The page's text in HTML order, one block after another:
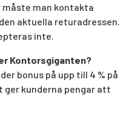
man kontakta
aktuella returadressen.
inte.
Kontorsgiganten?
bonus på upp till 4 % på
ger kunderna pengar att